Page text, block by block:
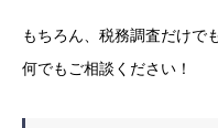
もちろん、税務調査だけで
何でもご相談ください！